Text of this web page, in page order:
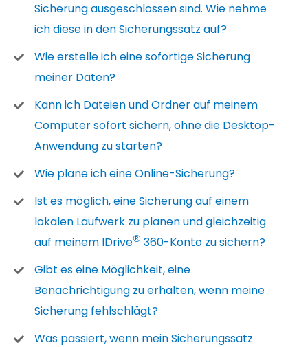
Sicherung ausgeschlossen sind. Wie nehme
ich diese in den Sicherungssatz auf?
Wie erstelle ich eine sofortige Sicherung
meiner Daten?
Kann ich Dateien und Ordner auf meinem
Computer sofort sichern, ohne die Desktop-
Anwendung zu starten?
Wie plane ich eine Online-Sicherung?
Ist es möglich, eine Sicherung auf einem
lokalen Laufwerk zu planen und gleichzeitig
auf meinem IDrive® 360-Konto zu sichern?
Gibt es eine Möglichkeit, eine
Benachrichtigung zu erhalten, wenn meine
Sicherung fehlschlägt?
Was passiert, wenn mein Sicherungssatz